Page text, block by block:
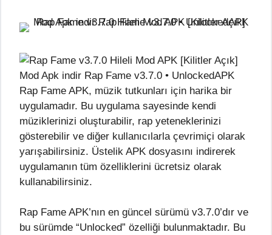
Rap Fame APK, müzik tutkunları için harika bir
uygulamadır. Bu uygulama sayesinde kendi
müziklerinizi oluşturabilir, rap yeteneklerinizi
gösterebilir ve diğer kullanıcılarla çevrimiçi olarak
yarışabilirsiniz. Üstelik APK dosyasını indirerek
uygulamanın tüm özelliklerini ücretsiz olarak
kullanabilirsiniz.
Rap Fame APK’nın en güncel sürümü v3.7.0’dır ve
bu sürümde “Unlocked” özelliği bulunmaktadır. Bu